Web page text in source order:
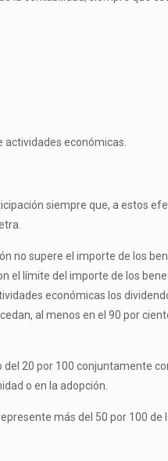
actividades económicas.
siempre que, a estos
no supere el importe de los
el límite del importe de los
económicas los
al menos en el 90 por
20 por 100 conjuntamente
o en la adopción.
más del 50 por 100 de